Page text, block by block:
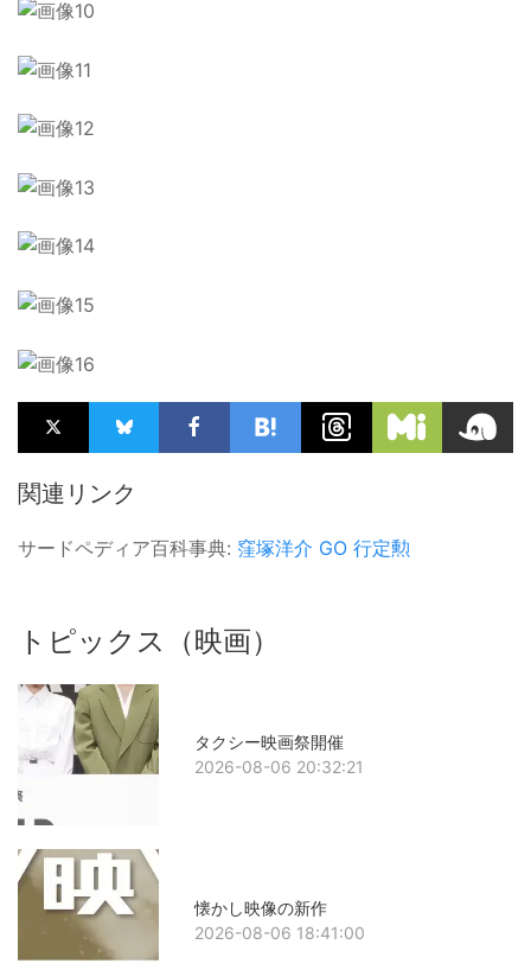
関連リンク
サードペディア百科事典: 窪塚洋介 GO 行定勲
トピックス（映画）
タクシー映画祭開催
2026-08-06 20:32:21
懐かし映像の新作
2026-08-06 18:41:00